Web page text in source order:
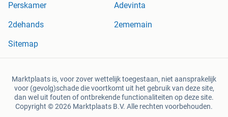
Perskamer
Adevinta
2dehands
2ememain
Sitemap
Marktplaats is, voor zover wettelijk toegestaan, niet aansprakelijk
voor (gevolg)schade die voortkomt uit het gebruik van deze site,
dan wel uit fouten of ontbrekende functionaliteiten op deze site.
Copyright © 2026 Marktplaats B.V. Alle rechten voorbehouden.